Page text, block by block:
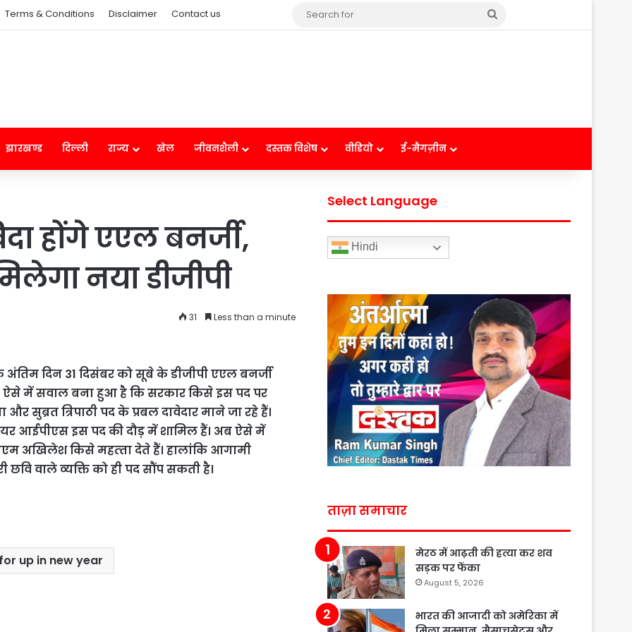
Terms & Conditions Disclaimer Contact us
झारखण्ड दिल्ली राज्य खेल जीवनशैली दस्तक विशेष वीडियो ई-मैगज़ीन
होंगे एएल बनर्जी,
नया डीजीपी
31 Less than a minute
दिन 31 दिसंबर को सूबे के डीजीपी एएल बनर्जी
ऐसे में सवाल बना हुआ है कि सरकार किसे इस पद पर
त्रिपाठी पद के प्रबल दावेदार माने जा रहे हैं।
आईपीएस इस पद की दौड़ में शामिल हैं। अब ऐसे में
अखिलेश किसे महत्‍ता देते हैं। हालांकि आगामी
वाले व्‍यक्ति को ही पद सौंप सकती है।
up in new year
Select Language
Hindi
ताज़ा समाचार
मेरठ में आढ़ती की हत्या कर शव
सड़क पर फेंका
August 5, 2026
भारत की आजादी को अमेरिका में